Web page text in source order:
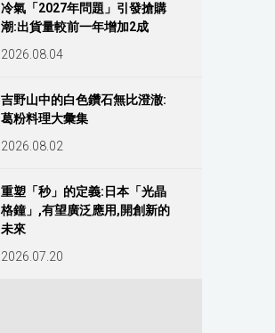
冷氣「2027年問題」引發搶購
潮:出貨量較前一年增加2成
2026.08.04
吉野山中的白色鑽石無比澄澈:
葛粉料理大彙集
2026.08.02
重塑「秒」的定義:日本「光晶
格鐘」,有望廣泛應用,開創新的
未來
2026.07.20